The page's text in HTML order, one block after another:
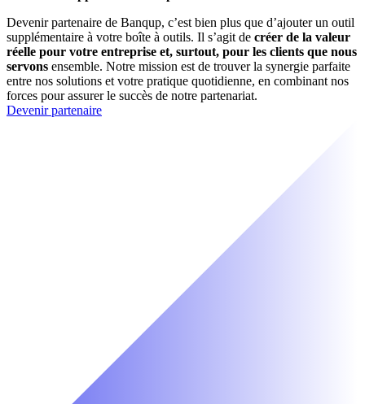
Devenir partenaire de Banqup, c’est bien plus que d’ajouter un outil
supplémentaire à votre boîte à outils. Il s’agit de créer de la valeur
réelle pour votre entreprise et, surtout, pour les clients que nous
servons ensemble. Notre mission est de trouver la synergie parfaite
entre nos solutions et votre pratique quotidienne, en combinant nos
forces pour assurer le succès de notre partenariat.
Devenir partenaire